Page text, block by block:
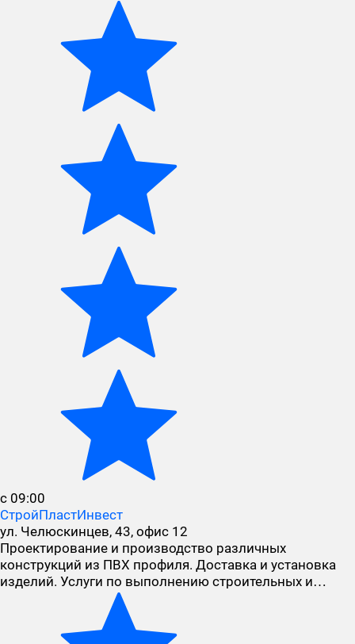
с 09:00
СтройПластИнвест
ул. Челюскинцев, 43, офис 12
Проектирование и производство различных
конструкций из ПВХ профиля. Доставка и установка
изделий. Услуги по выполнению строительных и…